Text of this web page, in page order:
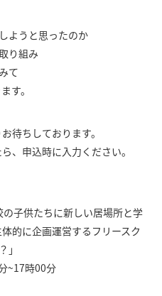
ようと思ったのか
り組み
て
す。
待ちしております。
、申込時に入力ください。
子供たちに新しい居場所と学
的に企画運営するフリースク
」
~17時00分